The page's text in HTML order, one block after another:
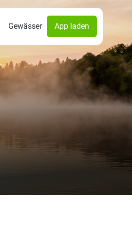
Gewässer App laden